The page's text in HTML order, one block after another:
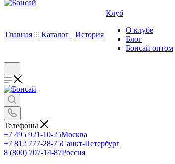
Главная Каталог История
Клуб
О клубе
Блог
Бонсай оптом
Телефоны
+7 495 921-10-25Москва
+7 812 777-28-75Санкт-Петербург
8 (800) 707-14-87Россия